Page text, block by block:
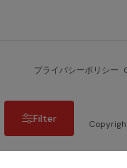
Filter
プライバシーポリシー